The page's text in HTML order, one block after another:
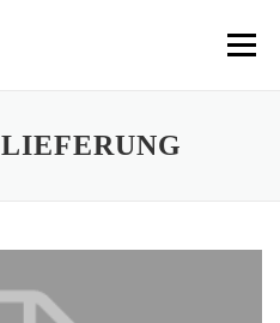
Menü
LIEFERUNG